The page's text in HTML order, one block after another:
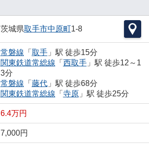
茨城県取手市中原町1-8
常磐線 「 取手」駅 徒歩15分
関東鉄道常総線 「 西取手」駅 徒歩12～1
3分
常磐線 「 藤代」駅 徒歩68分
関東鉄道常総線 「 寺原」駅 徒歩25分
6.4万円
7,000円